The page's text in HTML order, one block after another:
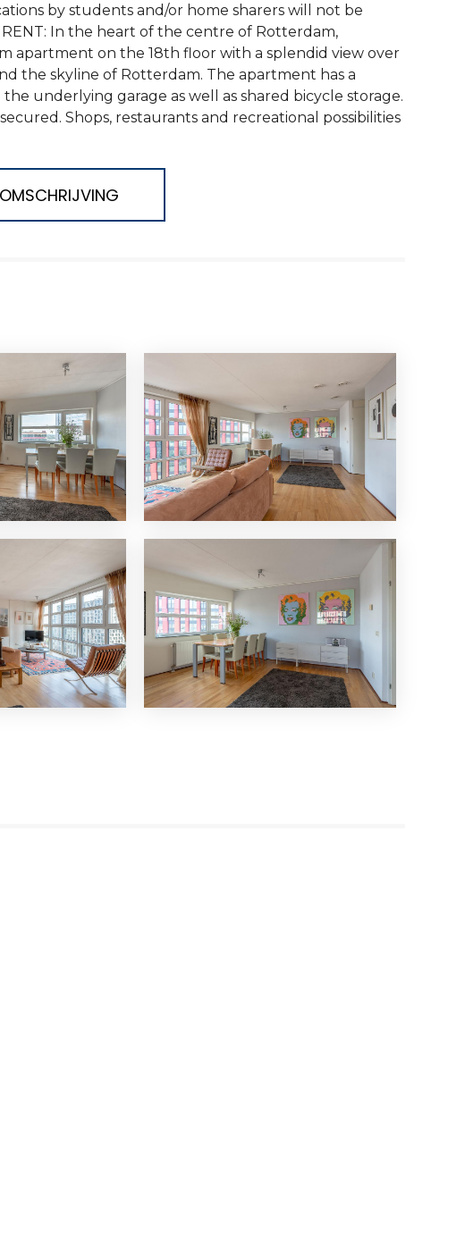
by students and/or home sharers will not be
RENT: In the heart of the centre of Rotterdam,
apartment on the 18th floor with a splendid view over
the skyline of Rotterdam. The apartment has a
underlying garage as well as shared bicycle storage.
Shops, restaurants and recreational possibilities